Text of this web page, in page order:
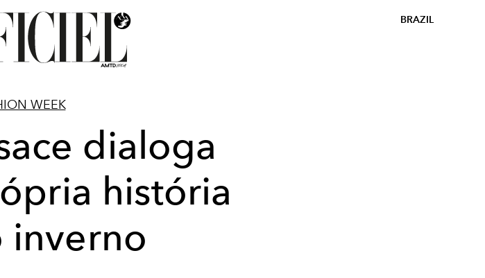
BRAZIL
WEEK
dialoga
história
inverno